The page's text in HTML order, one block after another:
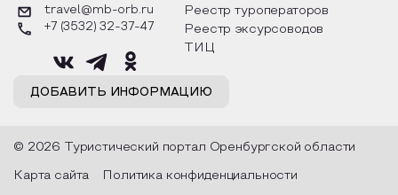
Дед Мороз и откуда он пришел, как
его называют в разных уголках
страны и как появились елочные
каждой строчке
восхищение
яркому времени
ДОБАВИТЬ ИНФОРМАЦИЮ
travel@mb-orb.ru
+7 (3532) 32-37-47
Реестр туроператоров
Реестр эксурсоводов
ТИЦ
© 2026 Туристический портал Оренбургской области
Карта сайта Политика конфиденциальности